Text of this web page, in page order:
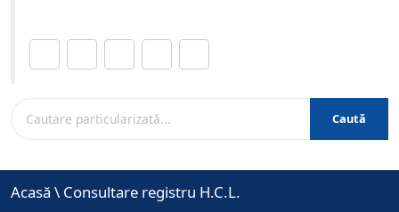
Caută
Acasă \ Consultare registru H.C.L.